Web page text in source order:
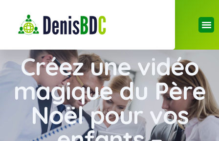
Créez une vidéo
magique du Père
Noël pour vos